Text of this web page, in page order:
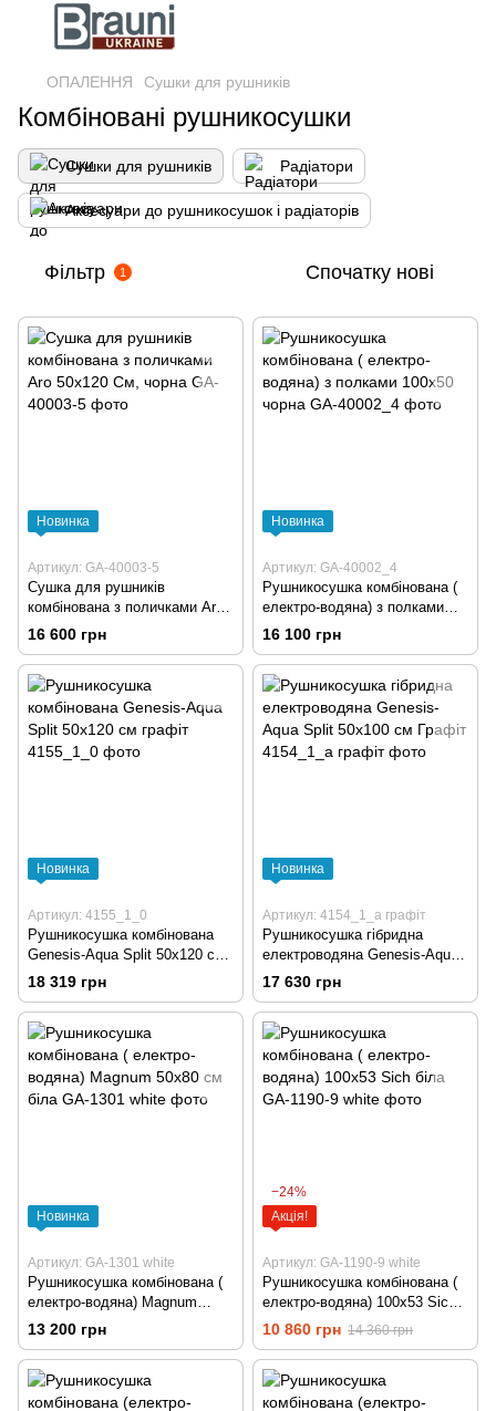
ОПАЛЕННЯ Сушки для рушників
Комбіновані рушникосушки
Сушки для рушників Радіатори
Аксесуари до рушникосушок і радіаторів
Фільтр 1 Спочатку нові
Новинка
Артикул: GA-40003-5
Сушка для рушників
комбінована з поличками Aro
50х120 См, чорна
16 600 грн
Новинка
Артикул: GA-40002_4
Рушникосушка комбінована (
електро-водяна) з полками
16 100 грн
Новинка
Артикул: 4155_1_0
Рушникосушка комбінована
Genesis-Aqua Split 50х120 см
графіт
18 319 грн
Новинка
Артикул: 4154_1_a графіт
Рушникосушка гібридна
електроводяна Genesis-Aqua
Split 50х100 см Графіт
17 630 грн
Новинка
Артикул: GA-1301 white
Рушникосушка комбінована (
електро-водяна) Magnum
50х80 см біла
13 200 грн
−24%
Акція!
Артикул: GA-1190-9 white
Рушникосушка комбінована (
електро-водяна) 100х53 Sich
біла
10 860 грн 14 360 грн